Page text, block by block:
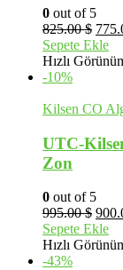
0 out of 5
825.00$
fiyat:
Sepete Ekle
Hızlı
-10%
Kilsen CO
UTC-
Zon
0 out of 5
995.00$
fiyat:
Sepete Ekle
Hızlı
-43%